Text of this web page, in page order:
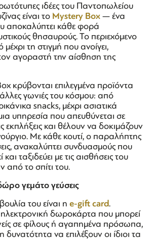
ιδέες του Παντοπωλείου
είναι το Mystery Box — ένα
αποκαλύπτει κάθε φορά
θησαυρούς. Το περιεχόμενο
μέχρι τη στιγμή που ανοίγει,
αγοραστή την αίσθηση της
κρύβονται επιλεγμένα προϊόντα
γωνιές του κόσμου: από
snacks, μέχρι ασιατικά
υπηρεσία που απευθύνεται σε
εκπλήξεις και θέλουν να δοκιμάζουν
Με κάθε κουτί, ο παραλήπτης
ανακαλύπτει συνδυασμούς που
ταξιδεύει με τις αισθήσεις του
από το σπίτι του.
γεμάτο γεύσεις
του είναι η e-gift card.
ηλεκτρονική δωροκάρτα που μπορεί
σε φίλους ή αγαπημένα πρόσωπα,
δυνατότητα να επιλέξουν οι ίδιοι τα